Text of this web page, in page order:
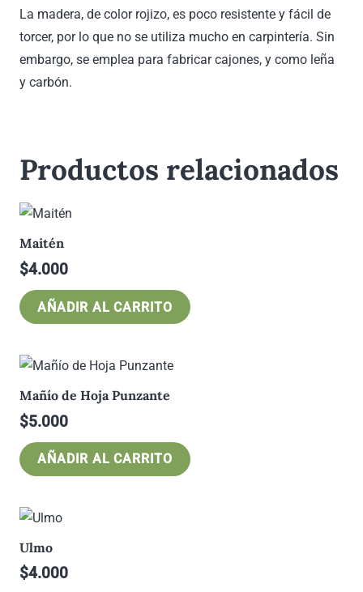
La madera, de color rojizo, es poco resistente y fácil de
torcer, por lo que no se utiliza mucho en carpintería. Sin
embargo, se emplea para fabricar cajones, y como leña
y carbón.
Productos relacionados
Maitén
$4.000
AÑADIR AL CARRITO
Mañío de Hoja Punzante
$5.000
AÑADIR AL CARRITO
Ulmo
$4.000